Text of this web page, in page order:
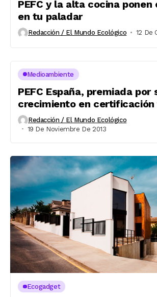
PEFC y la alta cocina ponen
en tu paladar
Redacción / El Mundo Ecológico 12 De
Medioambiente
PEFC España, premiada por
crecimiento en
Redacción / El Mundo Ecológico
19 De Noviembre De 2013
Ecogadget